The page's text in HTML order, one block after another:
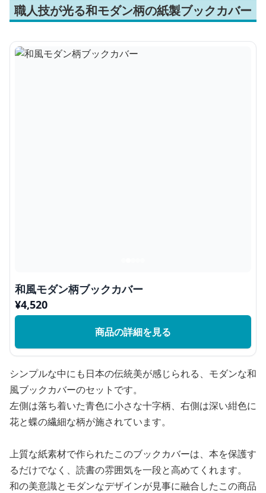
職人技が光る和モダン柄の紙製ブックカバー
和風モダン柄ブックカバー
¥4,520
商品の詳細を見る
シンプルな中にも日本の伝統美が感じられる、モダンな和
風ブックカバーのセットです。
左側は落ち着いた青色に小さな十字柄、右側は深い紺色に
花と蝶の繊細な柄が施されています。
上質な紙素材で作られたこのブックカバーは、本を保護す
るだけでなく、読書の雰囲気を一段と高めてくれます。
和の美意識とモダンなデザインが見事に融合したこの商品